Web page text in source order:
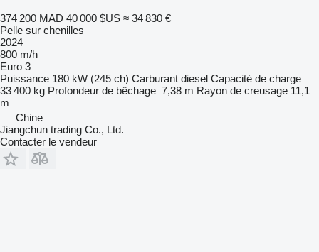
374 200 MAD 40 000 $US ≈ 34 830 €
Pelle sur chenilles
2024
800 m/h
Euro 3
Puissance 180 kW (245 ch) Carburant diesel Capacité de charge
33 400 kg Profondeur de bêchage 7,38 m Rayon de creusage 11,1
m
Chine
Jiangchun trading Co., Ltd.
Contacter le vendeur